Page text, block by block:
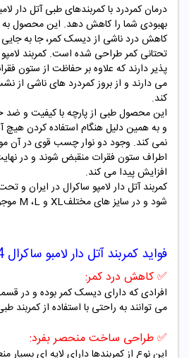
درمان کمردرد با کمربندهای طبی آتل دار
بهبودی شما را کاهش دهد. این محصول
کاهش درد ناشی از دیسک کمر، جا به جایی
تحتانی کمر طراحی شده است. کمربند
پذیر دارند که علاوه بر حفاظت از ستون
می دارند و از بروز کمردرد های ناشی از
کند.
این محصول طبی از پارچه با کیفیت و
و به همین دلیل هنگام استفاده کردن
نمی کند. وجود دو نوار چسب قوی در
اطراف ستون فقرات منقبض شوند و در
افزایش پیدا می کند.
کمربند آتل دار لامپو ساکرال در ایران و
شود و در سایز های مختلفXL و L، M
فواید کمربند آتل دار لامبو ساکرال 2004 پین مد
✅کاهش درد کمر:
افرادی که دارای دیسک کمر بوده و در
می توانند به راحتی با استفاده از
✅طراحی ساخت منحصر بفرد:
این نوع از کمربندها دارای لایه ای